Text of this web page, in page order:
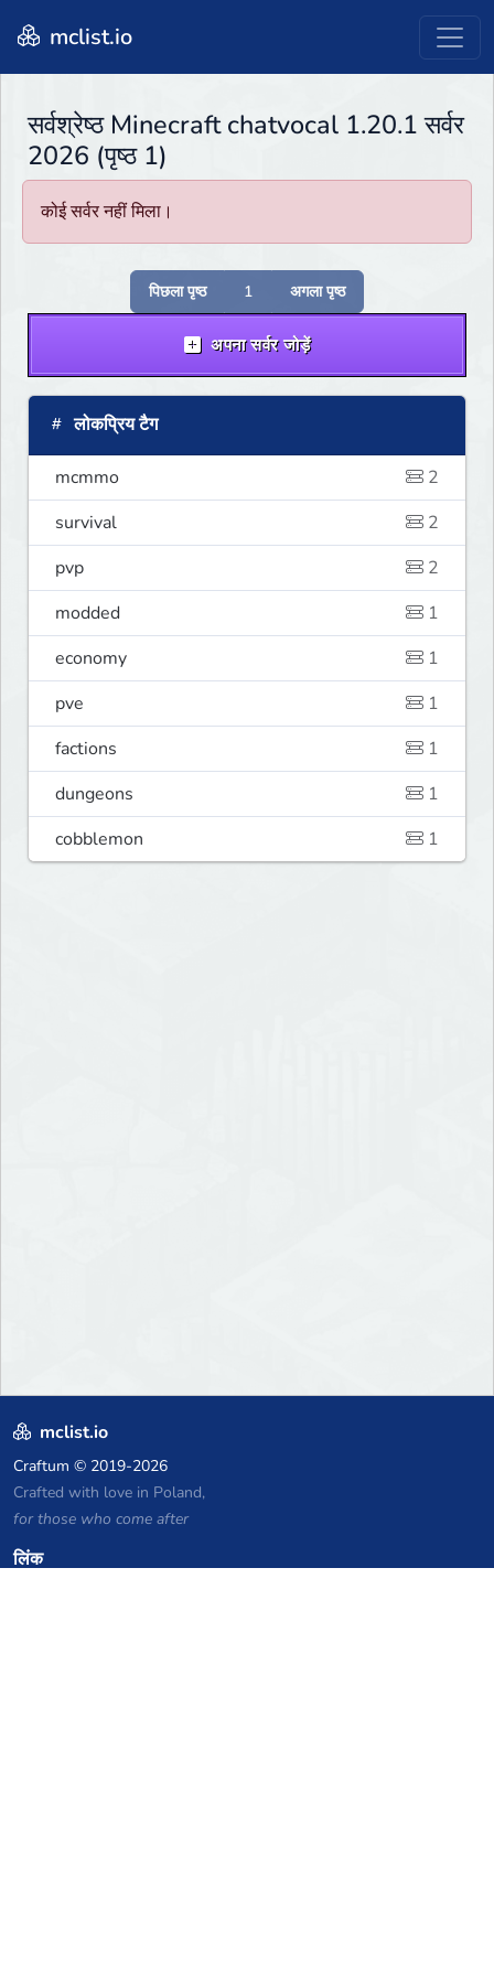
mclist.io
सर्वश्रेष्ठ Minecraft chatvocal 1.20.1 सर्वर
2026 (पृष्ठ 1)
कोई सर्वर नहीं मिला।
पिछला पृष्ठ 1 अगला पृष्ठ
अपना सर्वर जोड़ें
लोकप्रिय टैग
mcmmo
2
survival
2
pvp
2
modded
1
economy
1
pve
1
factions
1
dungeons
1
cobblemon
1
mclist.io
Craftum © 2019-2026
Crafted with love in Poland,
for those who come after
लिंक